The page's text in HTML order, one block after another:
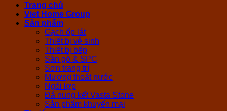
Trang chủ
Viet Home Group
Sản phẩm
Gạch ốp lát
Thiết bị vệ sinh
Thiết bị bếp
Sàn gỗ & SPC
Sơn trang trí
Mương thoát nước
Ngói lợp
Đá nung kết Vasta Stone
Sản phẩm khuyến mại